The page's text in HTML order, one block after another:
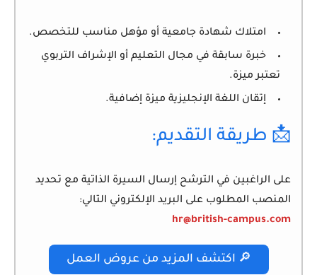
امتلاك شهادة جامعية أو مؤهل مناسب للتخصص.
خبرة سابقة في مجال التعليم أو الإشراف التربوي
تعتبر ميزة.
إتقان اللغة الإنجليزية ميزة إضافية.
📩 طريقة التقديم:
على الراغبين في الترشح إرسال السيرة الذاتية مع تحديد
المنصب المطلوب على البريد الإلكتروني التالي:
hr@british-campus.com
🔎 اكتشف المزيد من عروض العمل